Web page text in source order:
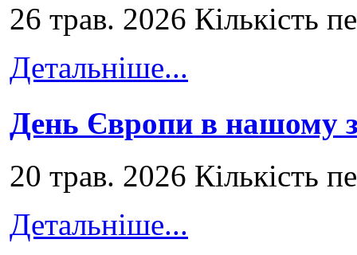
26 трав. 2026 Кількість
Детальніше...
День Європи в нашому
20 трав. 2026 Кількість
Детальніше...